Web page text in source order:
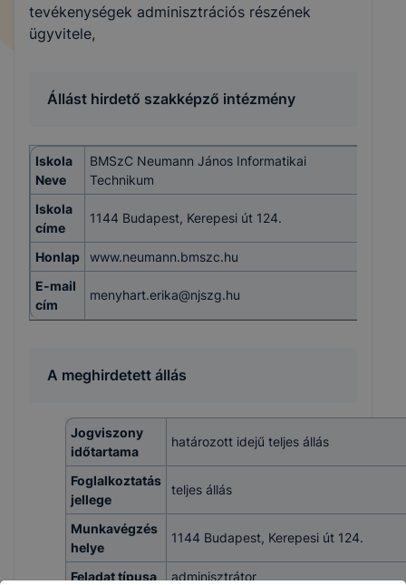
tevékenységek adminisztrációs részének
ügyvitele,
Állást hirdető szakképző intézmény
Iskola
Neve
BMSzC Neumann János Informatikai
Technikum
Iskola
címe
1144 Budapest, Kerepesi út 124.
Honlap
www.neumann.bmszc.hu
E-mail
cím
menyhart.erika@njszg.hu
A meghirdetett állás
Jogviszony
időtartama
határozott idejű teljes állás
Foglalkoztatás
jellege
teljes állás
Munkavégzés
helye
1144 Budapest, Kerepesi út 124.
Feladat típusa
adminisztrátor